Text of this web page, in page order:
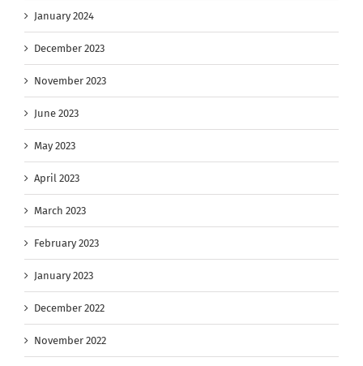
January 2024
December 2023
November 2023
June 2023
May 2023
April 2023
March 2023
February 2023
January 2023
December 2022
November 2022